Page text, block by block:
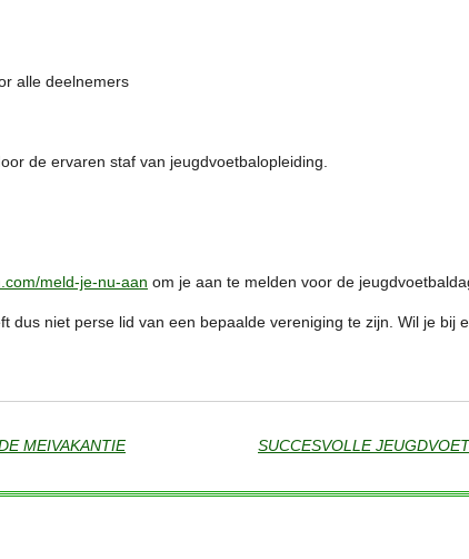
alle deelnemers
de ervaren staf van jeugdvoetbalopleiding.
meld-je-nu-aan om je aan te melden voor de
dus niet perse lid van een bepaalde vereniging te zijn. Wil je bij
MEIVAKANTIE